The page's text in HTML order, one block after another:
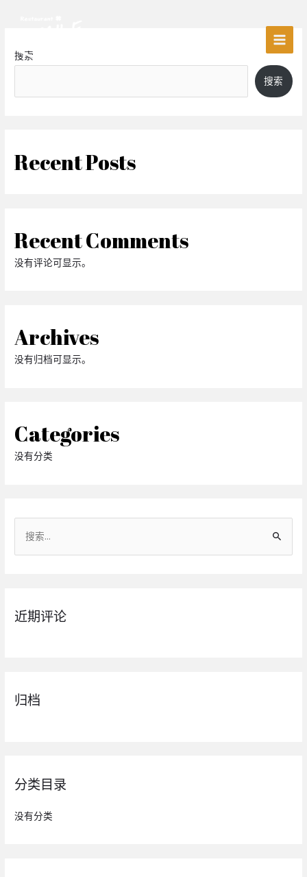
搜索
搜索
Recent Posts
Recent Comments
没有评论可显示。
Archives
没有归档可显示。
Categories
没有分类
近期评论
归档
分类目录
没有分类